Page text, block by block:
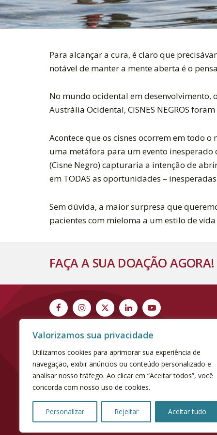
Valorizamos sua privacidade
Utilizamos cookies para aprimorar sua experiência de
navegação, exibir anúncios ou conteúdo personalizado e
analisar nosso tráfego. Ao clicar em “Aceitar todos”, você
concorda com nosso uso de cookies.
Personalizar Rejeitar Aceitar tudo
Para alcançar a cura, é claro que
notável de manter a mente aberta é o
No mundo ocidental em desenvolvimento,
Austrália Ocidental, CISNES NEGROS
Acontece que os cisnes ocorrem em todo
uma metáfora para um evento
(Cisne Negro) capturaria a intenção de
em TODAS as oportunidades –
Sem dúvida, a maior surpresa que
pacientes com mieloma a um estilo de
FAÇA A SUA DOAÇÃO AGORA!
[elfsight_cookie_consent id="1"]